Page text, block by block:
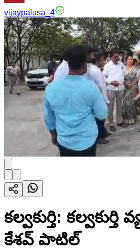
vijaypalusa_4
కల్వకుర్తి:
కేశవ్ పాటిల్